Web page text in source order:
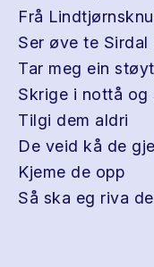
Frå
Ser øve te
Tar meg ein
Skrige i nottå og
Tilgi dem aldri
De veid kå de
Kjeme de opp
Så ska eg riva